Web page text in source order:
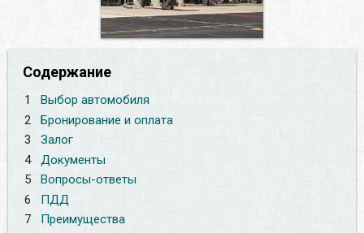
Содержание
1
Выбор автомобиля
2
Бронирование и оплата
3
Залог
4
Документы
5
Вопросы-ответы
6
ПДД
7
Преимущества